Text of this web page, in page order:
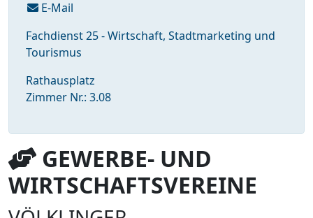
E-Mail
Fachdienst 25 - Wirtschaft, Stadtmarketing und
Tourismus
Rathausplatz
Zimmer Nr.: 3.08
GEWERBE- UND
WIRTSCHAFTSVEREINE